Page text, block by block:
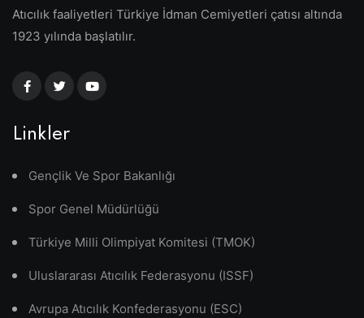
Atıcılık faaliyetleri Türkiye İdman Cemiyetleri çatısı altında
1923 yılında başlatılır.
Linkler
Gençlik Ve Spor Bakanlığı
Spor Genel Müdürlüğü
Türkiye Milli Olimpiyat Komitesi (TMOK)
Uluslararası Atıcılık Federasyonu (ISSF)
Avrupa Atıcılık Konfederasyonu (ESC)